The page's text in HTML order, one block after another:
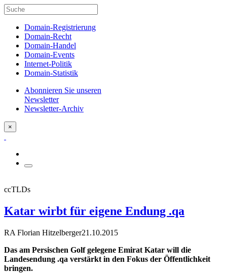
Domain-Registrierung
Domain-Recht
Domain-Handel
Domain-Events
Internet-Politik
Domain-Statistik
Abonnieren Sie unseren
Newsletter
Newsletter-Archiv
×
ccTLDs
Katar wirbt für eigene Endung .qa
RA Florian Hitzelberger21.10.2015
Das am Persischen Golf gelegene Emirat Katar will die
Landesendung .qa verstärkt in den Fokus der Öffentlichkeit
bringen.